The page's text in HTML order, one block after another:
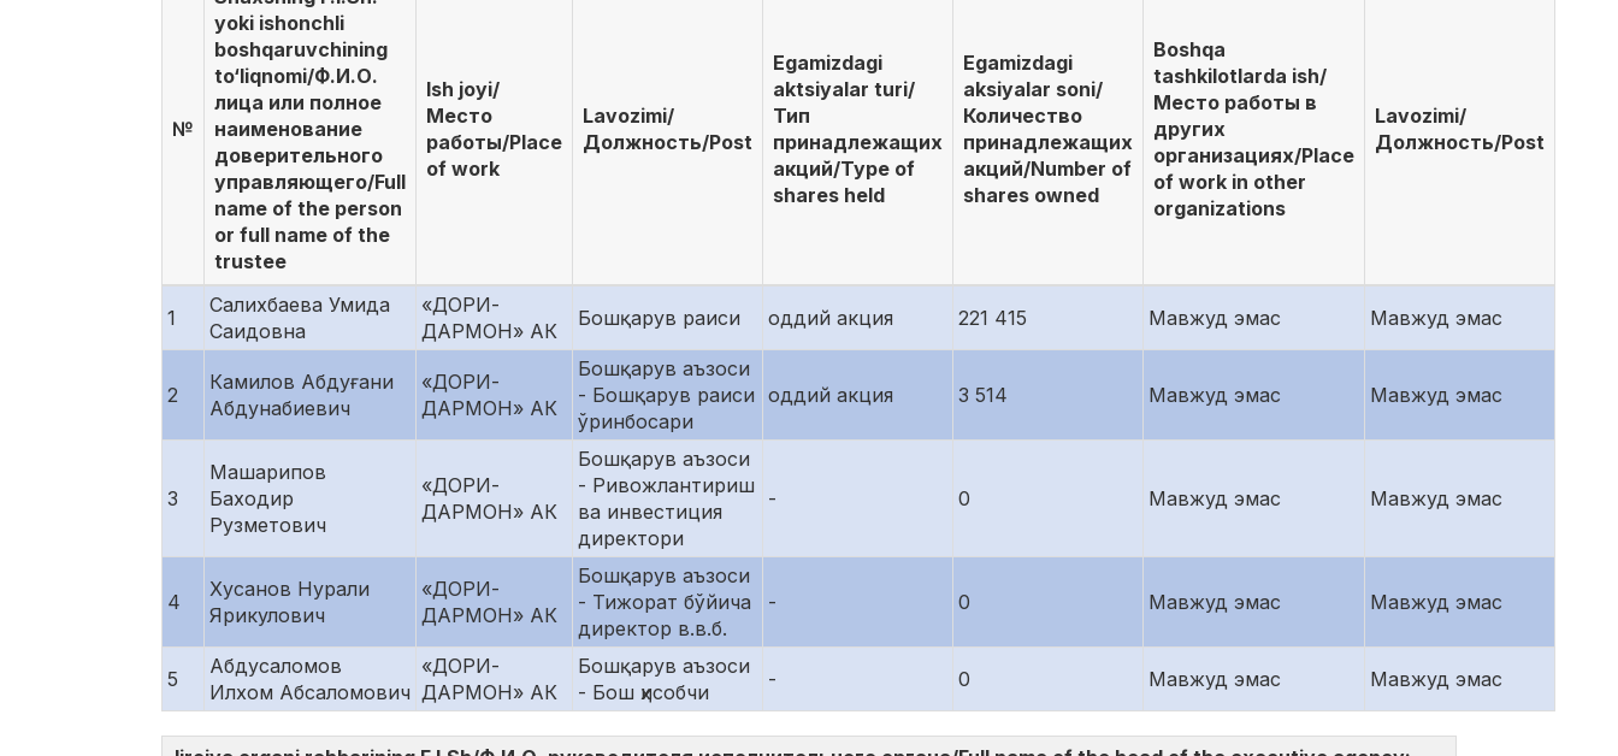
№
yoki ishonchli
boshqaruvchining
to‘liqnomi/Ф.И.О.
лица или полное
наименование
доверительного
управляющего/Full
name of the person
or full name of the
trustee
Ish joyi/
Место
работы/Place
of work
Lavozimi/
Должность/Post
Egamizdagi
aktsiyalar turi/
Тип
принадлежащих
акций/Type of
shares held
Egamizdagi
aksiyalar soni/
Количество
принадлежащих
акций/Number of
shares owned
Boshqa
tashkilotlarda ish/
Место работы в
других
организациях/Place
of work in other
organizations
Lavozimi/
Должность/Post
1
Салихбаева Умида
Саидовна
«ДОРИ-
ДАРМОН» АК
Бошқарув раиси оддий акция 221 415 Мавжуд эмас Мавжуд эмас
2
Камилов Абдуғани
Абдунабиевич
«ДОРИ-
ДАРМОН» АК
Бошқарув аъзоси
- Бошқарув раиси
ўринбосари
оддий акция 3 514 Мавжуд эмас Мавжуд эмас
3
Машарипов
Баходир
Рузметович
«ДОРИ-
ДАРМОН» АК
Бошқарув аъзоси
- Ривожлантириш
ва инвестиция
директори
- 0 Мавжуд эмас Мавжуд эмас
4
Хусанов Нурали
Ярикулович
«ДОРИ-
ДАРМОН» АК
Бошқарув аъзоси
- Тижорат бўйича
директор в.в.б.
- 0 Мавжуд эмас Мавжуд эмас
5
Абдусаломов
Илхом Абсаломович
«ДОРИ-
ДАРМОН» АК
Бошқарув аъзоси
- Бош ҳисобчи
- 0 Мавжуд эмас Мавжуд эмас